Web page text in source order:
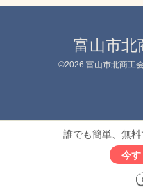
富山市北
©2026 富山市北商工
誰でも簡単、無
今す